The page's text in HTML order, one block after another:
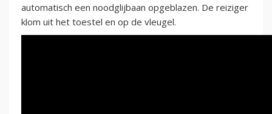
automatisch een noodglijbaan opgeblazen. De reiziger
klom uit het toestel en op de vleugel.